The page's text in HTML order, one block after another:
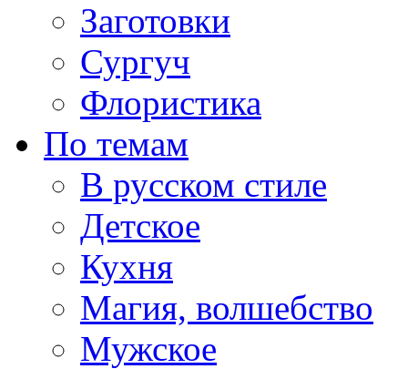
Заготовки
Сургуч
Флористика
По темам
В русском стиле
Детское
Кухня
Магия, волшебство
Мужское